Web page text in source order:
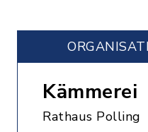
Kämmerei
Rathaus Polling